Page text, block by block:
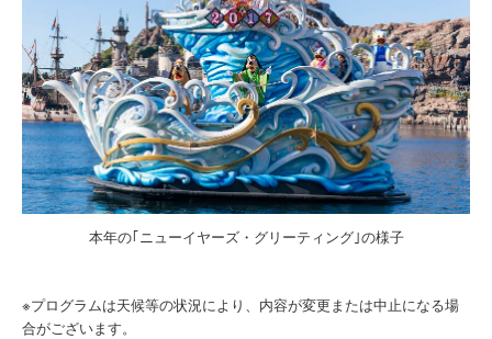
本年の｢ニューイヤーズ・グリーティング｣の様子
※プログラムは天候等の状況により、内容が変更または中止になる場
合がございます。